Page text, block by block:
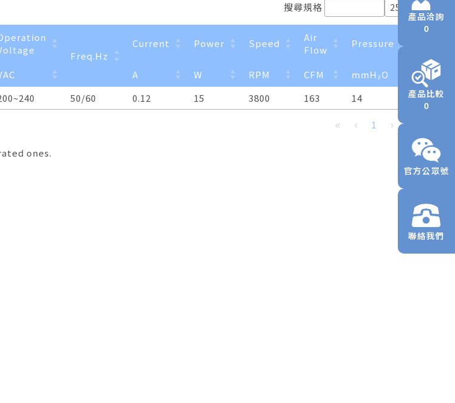
產品洽詢
0
產品比較
0
官方公眾號
聯絡我們
搜尋規格
Freq.Hz
Current Power Speed
Air
Flow
Pressure
A W RPM CFM mmH₂O
dBA
Freq.Hz Current Power Speed
Air
Flow
Pressure Noise
A W RPM CFM mmH₂O dBA
50/60 0.12 15 3800 163 14 52.5
« ‹ 1 ›
ones.